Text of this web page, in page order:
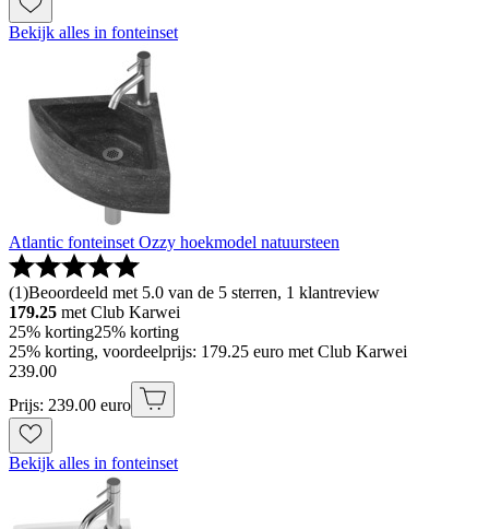
Bekijk alles in fonteinset
Atlantic fonteinset Ozzy hoekmodel natuursteen
(1)Beoordeeld met 5.0 van de 5 sterren, 1 klantreview
179.25 met Club Karwei
25% korting25% korting
25% korting, voordeelprijs: 179.25 euro met Club Karwei
239.00
Prijs: 239.00 euro
Bekijk alles in fonteinset